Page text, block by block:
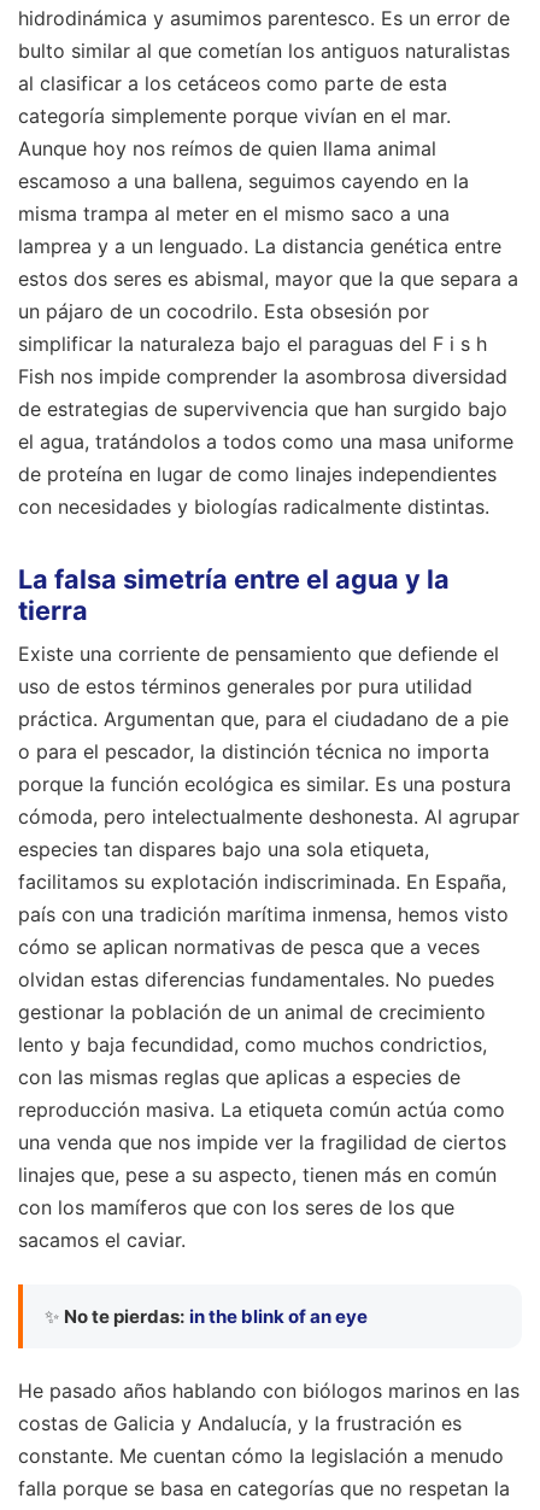
hidrodinámica y asumimos parentesco. Es un error de
bulto similar al que cometían los antiguos naturalistas
al clasificar a los cetáceos como parte de esta
categoría simplemente porque vivían en el mar.
Aunque hoy nos reímos de quien llama animal
escamoso a una ballena, seguimos cayendo en la
misma trampa al meter en el mismo saco a una
lamprea y a un lenguado. La distancia genética entre
estos dos seres es abismal, mayor que la que separa a
un pájaro de un cocodrilo. Esta obsesión por
simplificar la naturaleza bajo el paraguas del F i s h
Fish nos impide comprender la asombrosa diversidad
de estrategias de supervivencia que han surgido bajo
el agua, tratándolos a todos como una masa uniforme
de proteína en lugar de como linajes independientes
con necesidades y biologías radicalmente distintas.
La falsa simetría entre el agua y la
tierra
Existe una corriente de pensamiento que defiende el
uso de estos términos generales por pura utilidad
práctica. Argumentan que, para el ciudadano de a pie
o para el pescador, la distinción técnica no importa
porque la función ecológica es similar. Es una postura
cómoda, pero intelectualmente deshonesta. Al agrupar
especies tan dispares bajo una sola etiqueta,
facilitamos su explotación indiscriminada. En España,
país con una tradición marítima inmensa, hemos visto
cómo se aplican normativas de pesca que a veces
olvidan estas diferencias fundamentales. No puedes
gestionar la población de un animal de crecimiento
lento y baja fecundidad, como muchos condrictios,
con las mismas reglas que aplicas a especies de
reproducción masiva. La etiqueta común actúa como
una venda que nos impide ver la fragilidad de ciertos
linajes que, pese a su aspecto, tienen más en común
con los mamíferos que con los seres de los que
sacamos el caviar.
✨ No te pierdas: in the blink of an eye
He pasado años hablando con biólogos marinos en las
costas de Galicia y Andalucía, y la frustración es
constante. Me cuentan cómo la legislación a menudo
falla porque se basa en categorías que no respetan la